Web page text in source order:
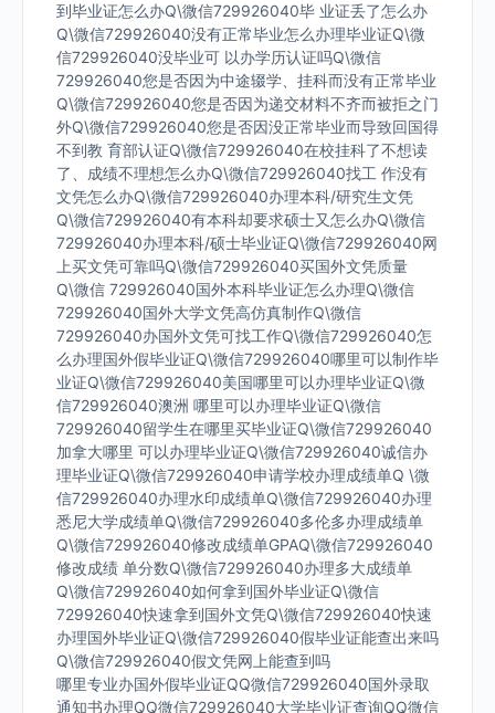
到毕业证怎么办Q\微信729926040毕 业证丢了怎么办
Q\微信729926040没有正常毕业怎么办理毕业证Q\微
信729926040没毕业可 以办学历认证吗Q\微信
729926040您是否因为中途辍学、挂科而没有正常毕业
Q\微信729926040您是否因为递交材料不齐而被拒之门
外Q\微信729926040您是否因没正常毕业而导致回国得
不到教 育部认证Q\微信729926040在校挂科了不想读
了、成绩不理想怎么办Q\微信729926040找工 作没有
文凭怎么办Q\微信729926040办理本科/研究生文凭
Q\微信729926040有本科却要求硕士又怎么办Q\微信
729926040办理本科/硕士毕业证Q\微信729926040网
上买文凭可靠吗Q\微信729926040买国外文凭质量
Q\微信 729926040国外本科毕业证怎么办理Q\微信
729926040国外大学文凭高仿真制作Q\微信
729926040办国外文凭可找工作Q\微信729926040怎
么办理国外假毕业证Q\微信729926040哪里可以制作毕
业证Q\微信729926040美国哪里可以办理毕业证Q\微
信729926040澳洲 哪里可以办理毕业证Q\微信
729926040留学生在哪里买毕业证Q\微信729926040
加拿大哪里 可以办理毕业证Q\微信729926040诚信办
理毕业证Q\微信729926040申请学校办理成绩单Q \微
信729926040办理水印成绩单Q\微信729926040办理
悉尼大学成绩单Q\微信729926040多伦多办理成绩单
Q\微信729926040修改成绩单GPAQ\微信729926040
修改成绩 单分数Q\微信729926040办理多大成绩单
Q\微信729926040如何拿到国外毕业证Q\微信
729926040快速拿到国外文凭Q\微信729926040快速
办理国外毕业证Q\微信729926040假毕业证能查出来吗
Q\微信729926040假文凭网上能查到吗
哪里专业办国外假毕业证QQ微信729926040国外录取
通知书办理QQ微信729926040大学毕业证查询QQ微信